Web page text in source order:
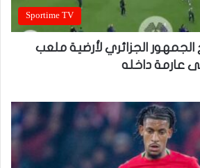
Sportime TV
الجمهور الجزائري لأرضية ملعب
عارمة داخله